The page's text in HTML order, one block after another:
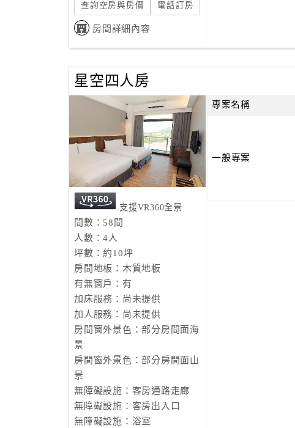
查詢空房與房價 電話訂房
房間詳細內容
星空四人房
支援VR360全景
間數：58間
人數：4人
坪數：約10坪
房間地板：木質地板
有無窗戶：有
加床服務：尚未提供
加人服務：尚未提供
房間窗外景色：部分房間面海
景
房間窗外景色：部分房間面山
景
無障礙設施：客房通路走廊
無障礙設施：客房出入口
無障礙設施：浴室
專案名稱
一般專案